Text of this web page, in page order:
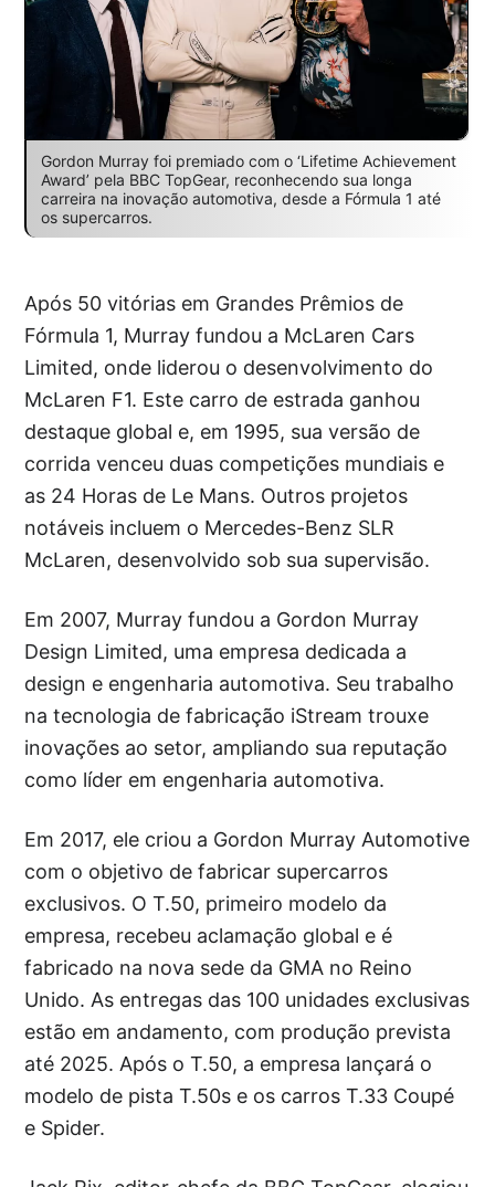
Gordon Murray foi premiado com o ‘Lifetime Achievement
Award’ pela BBC TopGear, reconhecendo sua longa
carreira na inovação automotiva, desde a Fórmula 1 até
os supercarros.
Após 50 vitórias em Grandes Prêmios de
Fórmula 1, Murray fundou a McLaren Cars
Limited, onde liderou o desenvolvimento do
McLaren F1. Este carro de estrada ganhou
destaque global e, em 1995, sua versão de
corrida venceu duas competições mundiais e
as 24 Horas de Le Mans. Outros projetos
notáveis incluem o Mercedes-Benz SLR
McLaren, desenvolvido sob sua supervisão.
Em 2007, Murray fundou a Gordon Murray
Design Limited, uma empresa dedicada a
design e engenharia automotiva. Seu trabalho
na tecnologia de fabricação iStream trouxe
inovações ao setor, ampliando sua reputação
como líder em engenharia automotiva.
Em 2017, ele criou a Gordon Murray Automotive
com o objetivo de fabricar supercarros
exclusivos. O T.50, primeiro modelo da
empresa, recebeu aclamação global e é
fabricado na nova sede da GMA no Reino
Unido. As entregas das 100 unidades exclusivas
estão em andamento, com produção prevista
até 2025. Após o T.50, a empresa lançará o
modelo de pista T.50s e os carros T.33 Coupé
e Spider.